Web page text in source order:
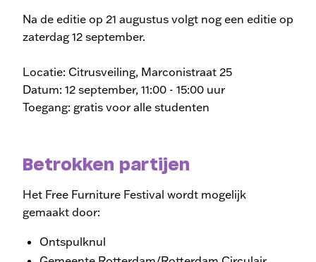
Na de editie op 21 augustus volgt nog een editie op
zaterdag 12 september.
Locatie: Citrusveiling, Marconistraat 25
Datum: 12 september, 11:00 - 15:00 uur
Toegang: gratis voor alle studenten
Betrokken partijen
Het Free Furniture Festival wordt mogelijk
gemaakt door:
Ontspulknul